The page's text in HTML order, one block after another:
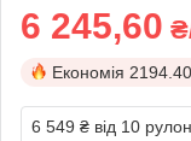
6 245,60
Економія
6 549 ₴ від 10